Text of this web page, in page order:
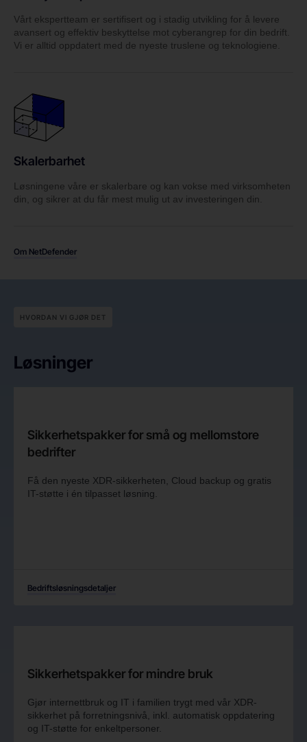
Vårt ekspertteam er sertifisert og i stadig utvikling for å levere
avansert og effektiv beskyttelse mot cyberangrep for din bedrift.
Vi er alltid oppdatert med de nyeste truslene og teknologiene.
Skalerbarhet
Løsningene våre er skalerbare og kan vokse med virksomheten
din, og sikrer at du får mest mulig ut av investeringen din.
Om NetDefender
HVORDAN VI GJØR DET
Løsninger
Sikkerhetspakker for små og mellomstore
bedrifter
Få den nyeste XDR-sikkerheten, Cloud backup og gratis
IT-støtte i én tilpasset løsning.
Bedriftsløsningsdetaljer
Sikkerhetspakker for mindre bruk
Gjør internettbruk og IT i familien trygt med vår XDR-
sikkerhet på forretningsnivå, inkl. automatisk oppdatering
og IT-støtte for enkeltpersoner.